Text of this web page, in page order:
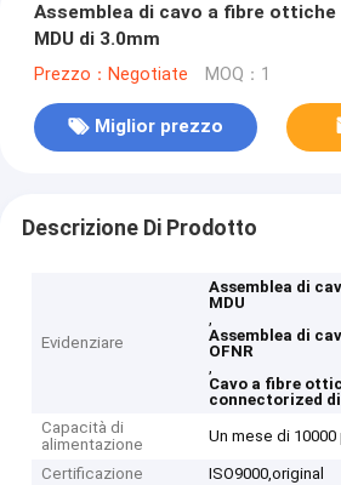
Assemblea di cavo a fibre ottiche
MDU di 3.0mm
Prezzo：Negotiate MOQ：1
Miglior prezzo
Descrizione Di Prodotto
Evidenziare
Assemblea di
MDU
,
Assemblea di
OFNR
,
Cavo a fibre
connectorized di
Capacità di
alimentazione
Un mese di 10000
Certificazione
ISO9000,original